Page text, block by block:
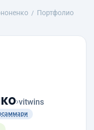
Портфолио
›vitwins